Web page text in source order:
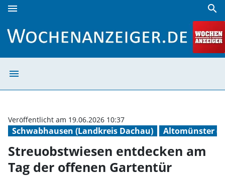
menu search
menu
Schwabhausen (Landkreis Dachau) Altomünster
Veröffentlicht am 19.06.2026 10:37
Streuobstwiesen entdecken am
Tag der offenen Gartentür